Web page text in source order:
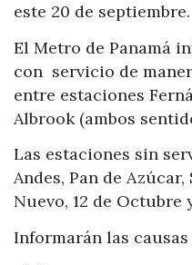
este 20 de septiembre.
El Metro de Panamá
con servicio de
entre estaciones
Albrook (ambos
Las estaciones sin
Andes, Pan de
Nuevo, 12 de Octubre
Informarán las